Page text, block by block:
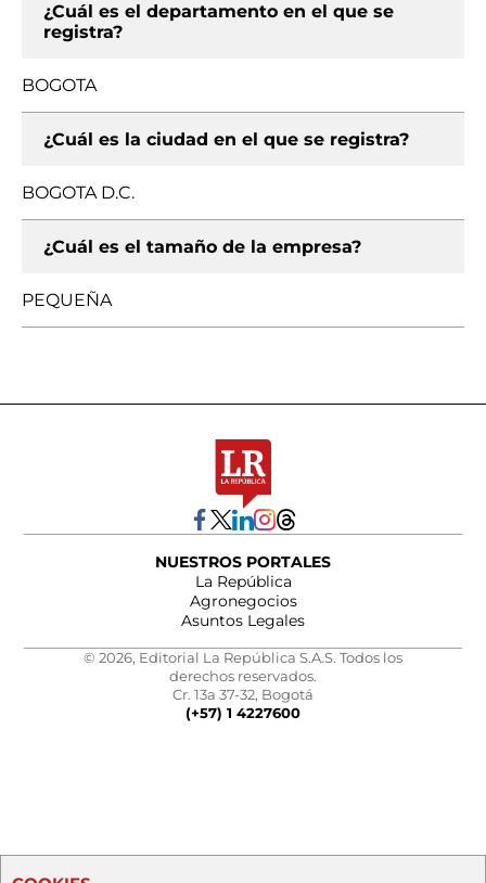
¿Cuál es el departamento en el que se
registra?
BOGOTA
¿Cuál es la ciudad en el que se registra?
BOGOTA D.C.
¿Cuál es el tamaño de la empresa?
PEQUEÑA
NUESTROS PORTALES
La República
Agronegocios
Asuntos Legales
© 2026, Editorial La República S.A.S. Todos los
derechos reservados.
Cr. 13a 37-32, Bogotá
(+57) 1 4227600